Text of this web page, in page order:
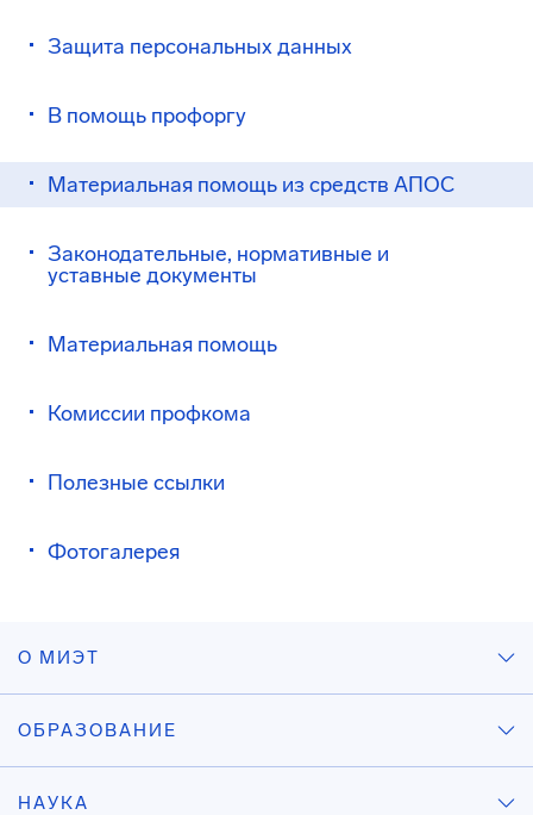
Защита персональных данных
В помощь профоргу
Материальная помощь из средств АПОС
Законодательные, нормативные и
уставные документы
Материальная помощь
Комиссии профкома
Полезные ссылки
Фотогалерея
О МИЭТ
ОБРАЗОВАНИЕ
НАУКА